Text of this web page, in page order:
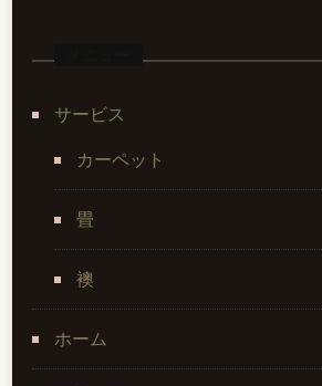
サービス
カーペット
畳
襖
ホーム